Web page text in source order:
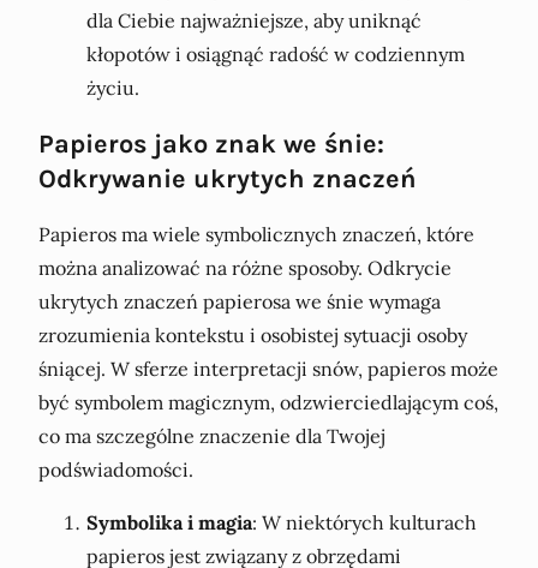
dla Ciebie najważniejsze, aby uniknąć
kłopotów i osiągnąć radość w codziennym
życiu.
Papieros jako znak we śnie:
Odkrywanie ukrytych znaczeń
Papieros ma wiele symbolicznych znaczeń, które
można analizować na różne sposoby. Odkrycie
ukrytych znaczeń papierosa we śnie wymaga
zrozumienia kontekstu i osobistej sytuacji osoby
śniącej. W sferze interpretacji snów, papieros może
być symbolem magicznym, odzwierciedlającym coś,
co ma szczególne znaczenie dla Twojej
podświadomości.
Symbolika i magia: W niektórych kulturach
papieros jest związany z obrzędami